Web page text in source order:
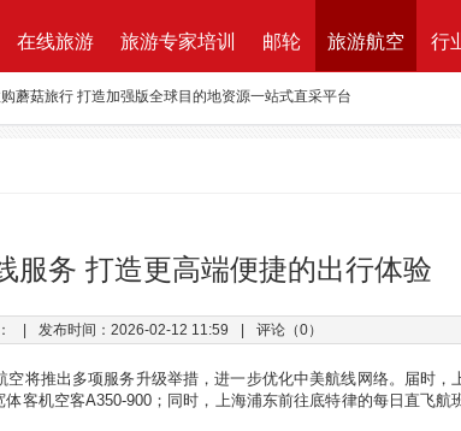
在线旅游 旅游专家培训 邮轮 旅游航空 行
蘑菇旅行 打造加强版全球目的地资源一站式直采平台
”说了些什么？
宣布获得千万元融资
服务 打造更高端便捷的出行体验
发布时间：2026-02-12 11:59 评论（0）
空将推出多项服务升级举措，进一步优化中美航线网络。届时，
体客机空客A350-900 ；同时，上海浦东前往底特律的每日直飞航